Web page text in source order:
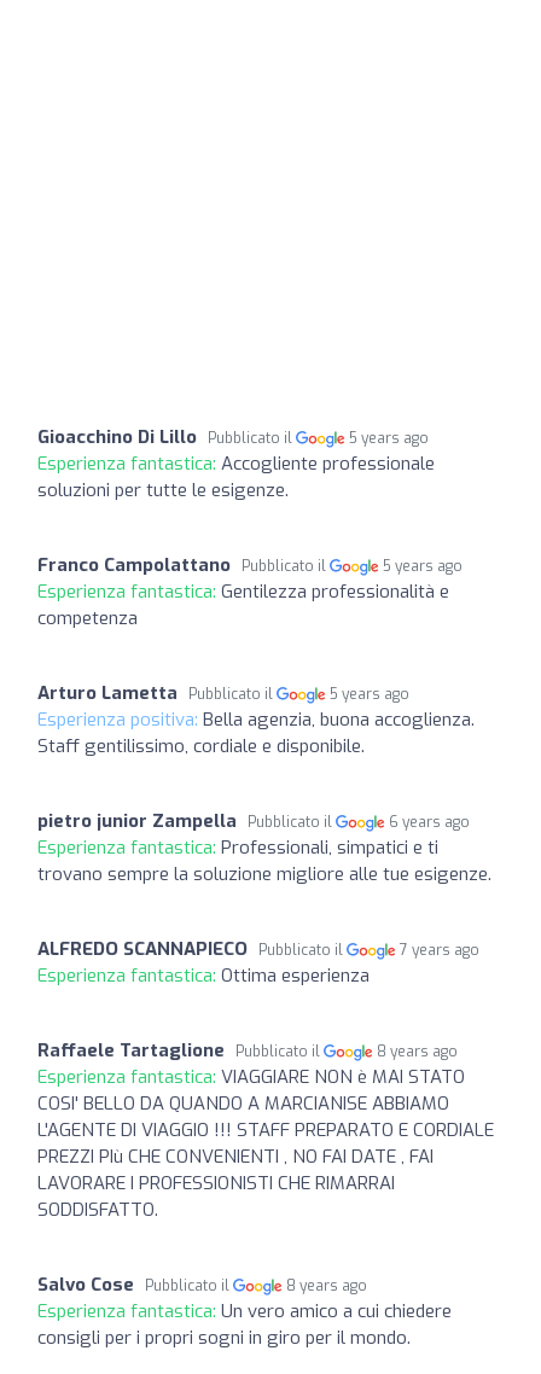
Gioacchino Di Lillo Pubblicato il 5 years ago
Esperienza fantastica: Accogliente professionale
soluzioni per tutte le esigenze.
Franco Campolattano Pubblicato il 5 years ago
Esperienza fantastica: Gentilezza professionalità e
competenza
Arturo Lametta Pubblicato il 5 years ago
Esperienza positiva: Bella agenzia, buona accoglienza.
Staff gentilissimo, cordiale e disponibile.
pietro junior Zampella Pubblicato il 6 years ago
Esperienza fantastica: Professionali, simpatici e ti
trovano sempre la soluzione migliore alle tue esigenze.
ALFREDO SCANNAPIECO Pubblicato il 7 years ago
Esperienza fantastica: Ottima esperienza
Raffaele Tartaglione Pubblicato il 8 years ago
Esperienza fantastica: VIAGGIARE NON è MAI STATO
COSI' BELLO DA QUANDO A MARCIANISE ABBIAMO
L'AGENTE DI VIAGGIO !!! STAFF PREPARATO E CORDIALE
PREZZI PIù CHE CONVENIENTI , NO FAI DATE , FAI
LAVORARE I PROFESSIONISTI CHE RIMARRAI
SODDISFATTO.
Salvo Cose Pubblicato il 8 years ago
Esperienza fantastica: Un vero amico a cui chiedere
consigli per i propri sogni in giro per il mondo.